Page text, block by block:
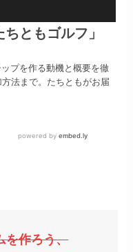
を作ろう、